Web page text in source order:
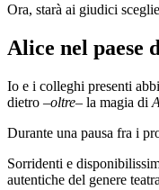
Ora, starà ai giudici
Alice nel paese
Io e i colleghi presenti
dietro –oltre– la magia di
Durante una pausa fra i
Sorridenti e
autentiche del genere